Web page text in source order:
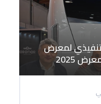
لمعرض
2025